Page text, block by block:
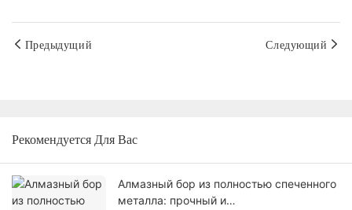
Предыдущий Следующий
Рекомендуется Для Вас
Алмазный бор из полностью спеченного
металла: прочный и